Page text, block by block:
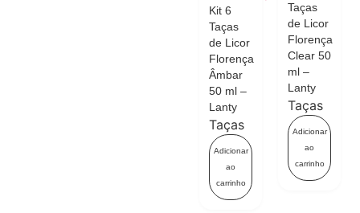
Kit 6
Taças
de Licor
Florença
Âmbar
50 ml –
Lanty
Taças
Adicionar
ao
carrinho
Taças
de Licor
Florença
Clear 50
ml –
Lanty
Taças
Adicionar
ao
carrinho